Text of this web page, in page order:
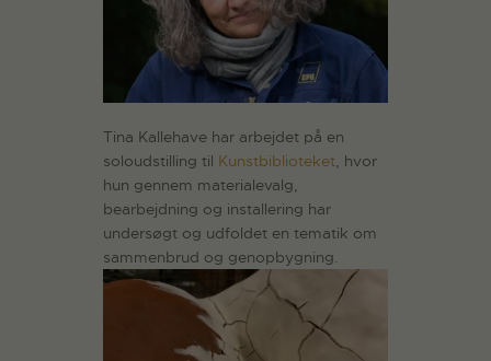
Tina Kallehave har arbejdet på en
soloudstilling til Kunstbiblioteket, hvor
hun gennem materialevalg,
bearbejdning og installering har
undersøgt og udfoldet en tematik om
sammenbrud og genopbygning.